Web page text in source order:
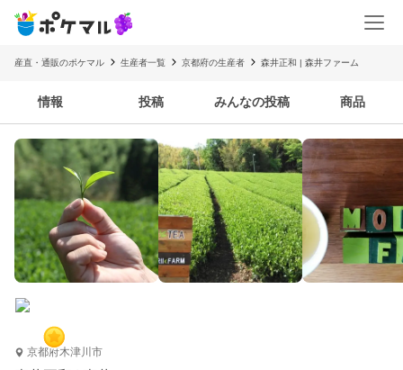
産直・通販のポケマル 生産者一覧 京都府の生産者 森井正和 | 森井ファーム
情報 投稿 みんなの投稿 商品
京都府木津川市